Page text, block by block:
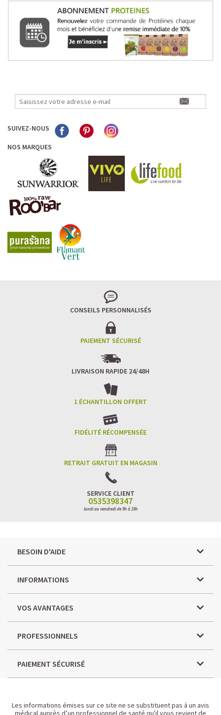
SUIVEZ-NOUS
NOS MARQUES
CONSEILS PERSONNALISÉS
PAIEMENT SÉCURISÉ
LIVRAISON RAPIDE 24/48H
1 ÉCHANTILLON OFFERT
FIDÉLITÉ RÉCOMPENSÉE
RETRAIT GRATUIT EN MAGASIN
SERVICE CLIENT
0535398347
lundi au vendredi de 9h à 19h
BESOIN D'AIDE
INFORMATIONS
VOS AVANTAGES
PROFESSIONNELS
PAIEMENT SÉCURISÉ
Les informations émises sur ce site ne se substituent pas à un avis
médical auprès d’un professionnel de santé qu'il vous revient de